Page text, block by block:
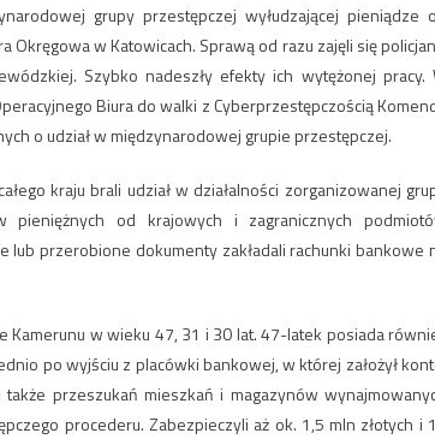
grupy przestępczej wyłudzającej pieniądze
w Katowicach. Sprawą od razu zajęli się
Szybko nadeszły efekty ich wytężonej pracy.
Biura do walki z Cyberprzestępczością
o udział w międzynarodowej grupie przestępczej.
kraju brali udział w działalności zorganizowanej
pieniężnych od krajowych i zagranicznych
lub przerobione dokumenty zakładali rachunki bankowe
Kamerunu w wieku 47, 31 i 30 lat. 47-latek posiada
po wyjściu z placówki bankowej, w której założył
przeszukań mieszkań i magazynów
procederu. Zabezpieczyli aż ok. 1,5 mln złotych i